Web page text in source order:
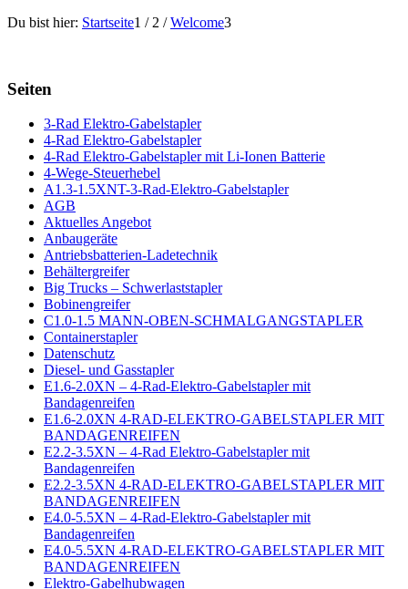
Du bist hier: Startseite1 / 2 / Welcome3
Seiten
3-Rad Elektro-Gabelstapler
4-Rad Elektro-Gabelstapler
4-Rad Elektro-Gabelstapler mit Li-Ionen Batterie
4-Wege-Steuerhebel
A1.3-1.5XNT-3-Rad-Elektro-Gabelstapler
AGB
Aktuelles Angebot
Anbaugeräte
Antriebsbatterien-Ladetechnik
Behältergreifer
Big Trucks – Schwerlaststapler
Bobinengreifer
C1.0-1.5 MANN-OBEN-SCHMALGANGSTAPLER
Containerstapler
Datenschutz
Diesel- und Gasstapler
E1.6-2.0XN – 4-Rad-Elektro-Gabelstapler mit
Bandagenreifen
E1.6-2.0XN 4-RAD-ELEKTRO-GABELSTAPLER MIT
BANDAGENREIFEN
E2.2-3.5XN – 4-Rad Elektro-Gabelstapler mit
Bandagenreifen
E2.2-3.5XN 4-RAD-ELEKTRO-GABELSTAPLER MIT
BANDAGENREIFEN
E4.0-5.5XN – 4-Rad-Elektro-Gabelstapler mit
Bandagenreifen
E4.0-5.5XN 4-RAD-ELEKTRO-GABELSTAPLER MIT
BANDAGENREIFEN
Elektro-Gabelhubwagen